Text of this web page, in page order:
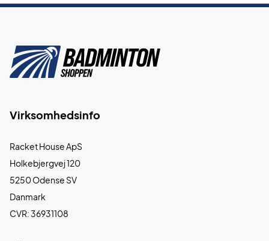
Virksomhedsinfo
Racket House ApS
Holkebjergvej 120
5250 Odense SV
Danmark
CVR: 36931108